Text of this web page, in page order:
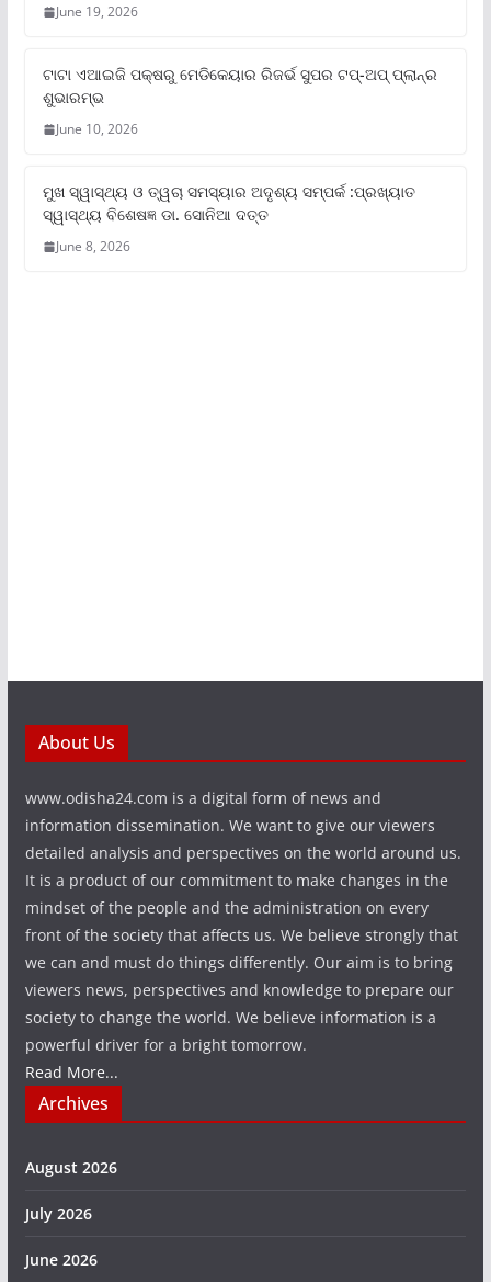
June 19, 2026
ଟାଟା ଏଆଇଜି ପକ୍ଷରୁ ମେଡିକେୟାର ରିଜର୍ଭ ସୁପର ଟପ୍‌-ଅପ୍ ପ୍ଲାନ୍‌ର
ଶୁଭାରମ୍ଭ
June 10, 2026
ମୁଖ ସ୍ୱାସ୍ଥ୍ୟ ଓ ତ୍ୱଚା ସମସ୍ୟାର ଅଦୃଶ୍ୟ ସମ୍ପର୍କ :ପ୍ରଖ୍ୟାତ
ସ୍ୱାସ୍ଥ୍ୟ ବିଶେଷଜ୍ଞ ଡା. ସୋନିଆ ଦତ୍ତ
June 8, 2026
About Us
www.odisha24.com is a digital form of news and
information dissemination. We want to give our viewers
detailed analysis and perspectives on the world around us.
It is a product of our commitment to make changes in the
mindset of the people and the administration on every
front of the society that affects us. We believe strongly that
we can and must do things differently. Our aim is to bring
viewers news, perspectives and knowledge to prepare our
society to change the world. We believe information is a
powerful driver for a bright tomorrow.
Read More...
Archives
August 2026
July 2026
June 2026